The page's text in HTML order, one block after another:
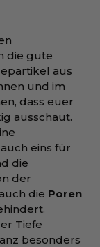
die gute
aus
und im
dass euer
ausschaut.
eins für
die
der
die Poren
Tiefe
besonders